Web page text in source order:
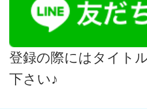
登録の際にはタイト
下さい♪